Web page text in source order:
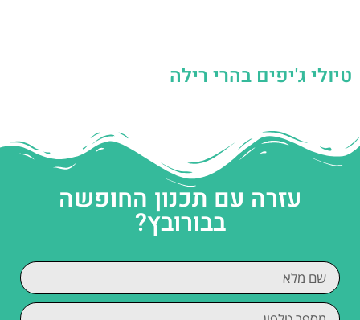
טיולי ג'יפים בהרי רילה
עזרה עם תכנון החופשה
בבורובץ?